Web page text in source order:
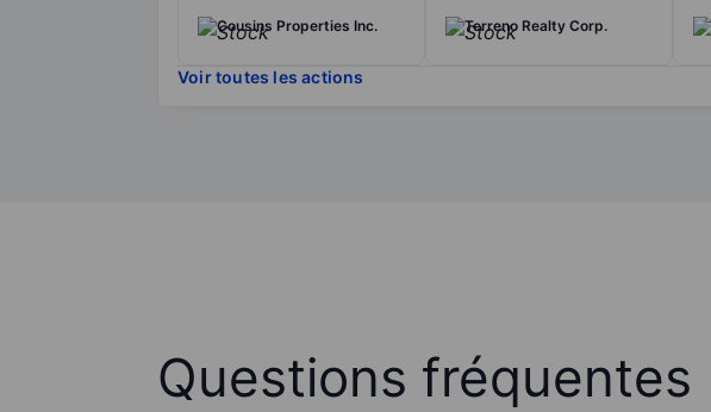
Cousins Properties Inc. Terreno Realty Corp.
Voir toutes les actions
Questions fréquentes